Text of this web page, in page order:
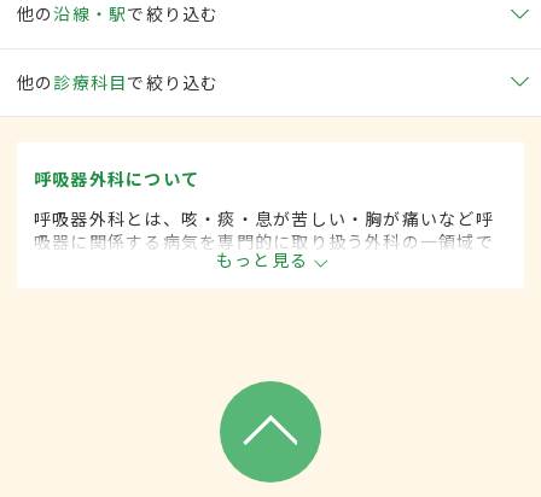
他の沿線・駅で絞り込む
他の 診療科目で絞り込む
呼吸器外科について
呼吸器外科とは、咳・痰・息が苦しい・胸が痛いなど呼
吸器に関係する病気を専門的に取り扱う外科の一領域で
す。平成20年4月の制度改正前は、呼吸器科と呼ばれて
いました。
もっと見る